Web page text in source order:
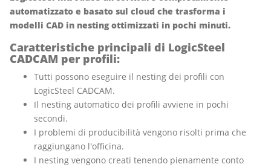
automatizzato e basato sul cloud che trasforma i
modelli CAD in nesting ottimizzati in pochi minuti.
Caratteristiche principali di LogicSteel
CADCAM per profili:
Tutti possono eseguire il nesting dei profili con
LogicSteel CADCAM.
Il nesting automatico dei profili avviene in pochi
secondi.
I problemi di producibilità vengono risolti prima che
raggiungano l'officina.
I nesting vengono creati tenendo pienamente conto